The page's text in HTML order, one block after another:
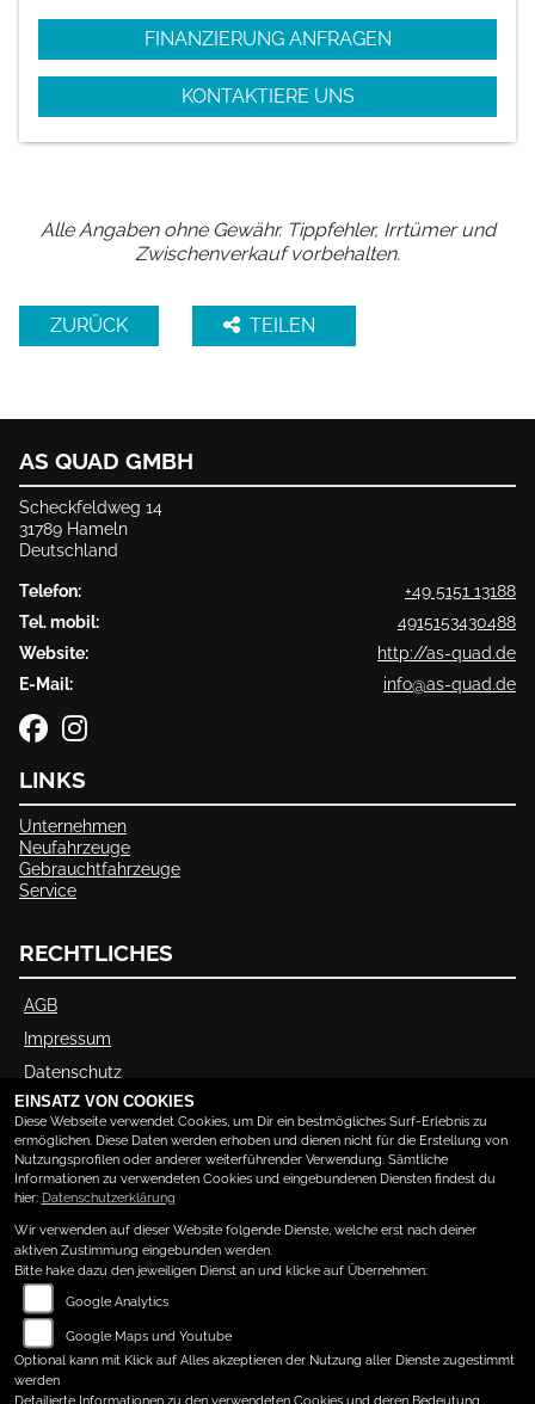
FINANZIERUNG ANFRAGEN
KONTAKTIERE UNS
Alle Angaben ohne Gewähr. Tippfehler, Irrtümer und
Zwischenverkauf vorbehalten.
ZURÜCK TEILEN
AS QUAD GMBH
Scheckfeldweg 14
31789 Hameln
Deutschland
Telefon:
+49 5151 13188
Tel. mobil:
4915153430488
Website:
http://as-quad.de
E-Mail:
info@as-quad.de
LINKS
Unternehmen
Neufahrzeuge
Gebrauchtfahrzeuge
Service
RECHTLICHES
AGB
Impressum
Datenschutz
Disclaimer
Barrierefreiheit
ÖFFNUNGSZEITEN
Montag:
09:00 - 13:00 und 14:00 - 17:00
Dienstag:
Mittwoch:
Donnerstag:
09:00 - 13:00 und 14:00 - 17:00
Freitag:
EINSATZ VON COOKIES
Diese Webseite verwendet Cookies, um Dir ein bestmögliches Surf-Erlebnis zu
ermöglichen. Diese Daten werden erhoben und dienen nicht für die Erstellung von
Nutzungsprofilen oder anderer weiterführender Verwendung. Sämtliche
Informationen zu verwendeten Cookies und eingebundenen Diensten findest du
hier: Datenschutzerklärung
Wir verwenden auf dieser Website folgende Dienste, welche erst nach deiner
aktiven Zustimmung eingebunden werden.
Bitte hake dazu den jeweiligen Dienst an und klicke auf Übernehmen:
Google Analytics
Google Maps und Youtube
Optional kann mit Klick auf Alles akzeptieren der Nutzung aller Dienste zugestimmt
werden